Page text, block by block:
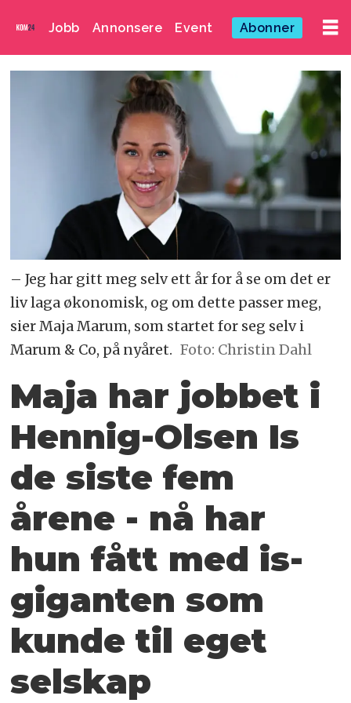
Jobb Annonsere Event Abonner
– Jeg har gitt meg selv ett år for å se om det er
liv laga økonomisk, og om dette passer meg,
sier Maja Marum, som startet for seg selv i
Marum & Co, på nyåret. Foto: Christin Dahl
Maja har jobbet i
Hennig-Olsen Is
de siste fem
årene - nå har
hun fått med is-
giganten som
kunde til eget
selskap